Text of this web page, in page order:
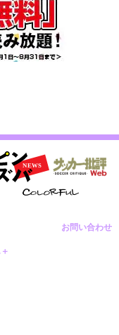
お問い合わせ